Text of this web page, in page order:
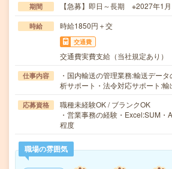
期間 【急募】即日～長期 ※2027年1
時給 時給1850円＋交
交通費
交通費実費支給（当社規定あり）
仕事内容
・国内輸送の管理業務:輸送デー
析サポート・法令対応サポート:
応募資格
職種未経験OK / ブランクOK
・営業事務の経験・Excel:SUM・
程度
職場の雰囲気